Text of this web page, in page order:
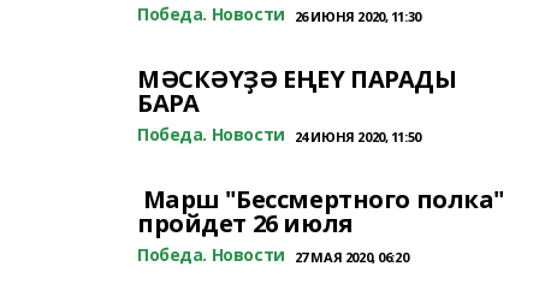
Победа. Новости 26 ИЮНЯ 2020, 11:30
МӘСКӘҮҘӘ ЕҢЕҮ ПАРАДЫ
БАРА
Победа. Новости 24 ИЮНЯ 2020, 11:50
Марш "Бессмертного полка"
пройдет 26 июля
Победа. Новости 27 МАЯ 2020, 06:20